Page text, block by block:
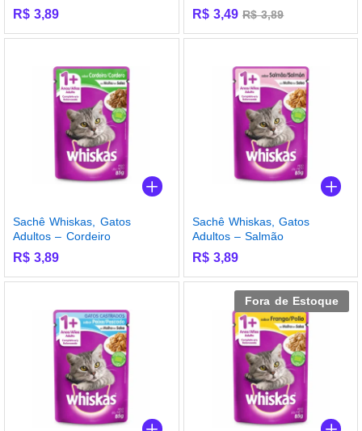
R$ 3,89 R$3,49 R$3,89
Sachê Whiskas, Gatos
Adultos – Cordeiro
R$ 3,89
Sachê Whiskas, Gatos
Adultos – Salmão
R$3,89
Fora de Estoque